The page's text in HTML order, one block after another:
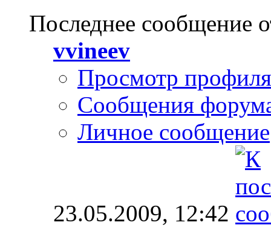
Последнее сообщение
vvineev
Просмотр профиля
Сообщения
Личное сообщение
23.05.2009, 12:42